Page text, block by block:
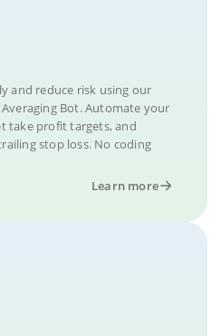
and reduce risk using our
Bot. Automate your
take profit targets, and
stop loss. No coding
Learn more